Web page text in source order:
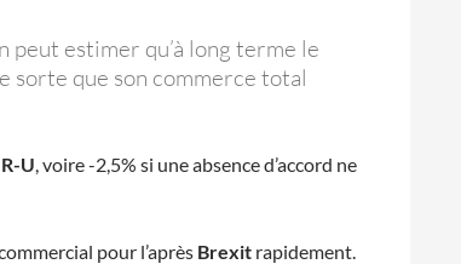
peut estimer qu’à long terme le
sorte que son commerce total
R-U, voire -2,5% si une absence d’accord ne
pour l’après Brexit rapidement.